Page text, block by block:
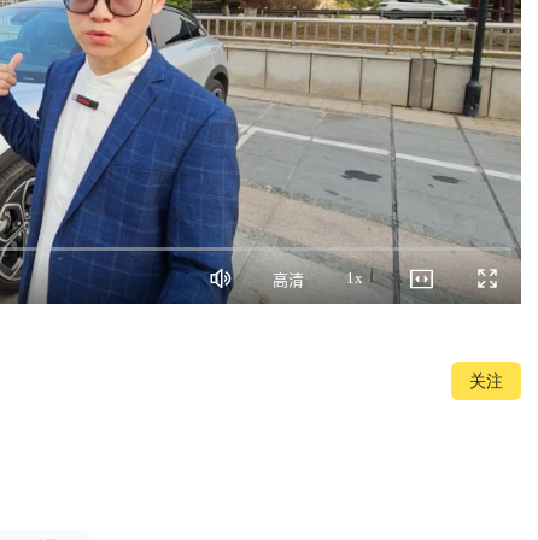
静
音
画
质
高清 1x播
放
全
屏
关注